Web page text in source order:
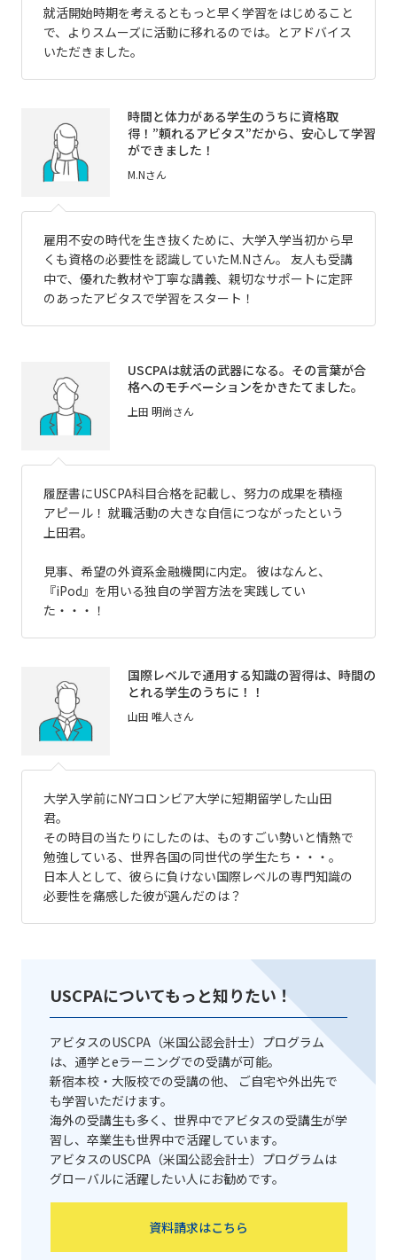
就活開始時期を考えるともっと早く学習をはじめること
で、よりスムーズに活動に移れるのでは。とアドバイス
いただきました。
時間と体力がある学生のうちに資格取
得！”頼れるアビタス”だから、安心して学習
ができました！
M.Nさん
雇用不安の時代を生き抜くために、大学入学当初から早
くも資格の必要性を認識していたM.Nさん。 友人も受講
中で、優れた教材や丁寧な講義、親切なサポートに定評
のあったアビタスで学習をスタート！
USCPAは就活の武器になる。その言葉が合
格へのモチベーションをかきたてました。
上田 明尚さん
履歴書にUSCPA科目合格を記載し、努力の成果を積極
アピール！ 就職活動の大きな自信につながったという
上田君。
見事、希望の外資系金融機関に内定。 彼はなんと、
『iPod』を用いる独自の学習方法を実践してい
た・・・！
国際レベルで通用する知識の習得は、時間の
とれる学生のうちに！！
山田 唯人さん
大学入学前にNYコロンビア大学に短期留学した山田
君。
その時目の当たりにしたのは、ものすごい勢いと情熱で
勉強している、世界各国の同世代の学生たち・・・。
日本人として、彼らに負けない国際レベルの専門知識の
必要性を痛感した彼が選んだのは？
USCPAについてもっと知りたい！
アビタスのUSCPA（米国公認会計士）プログラム
は、通学とeラーニングでの受講が可能。
新宿本校・大阪校での受講の他、 ご自宅や外出先で
も学習いただけます。
海外の受講生も多く、世界中でアビタスの受講生が学
習し、卒業生も世界中で活躍しています。
アビタスのUSCPA（米国公認会計士）プログラムは
グローバルに活躍したい人にお勧めです。
資料請求はこちら